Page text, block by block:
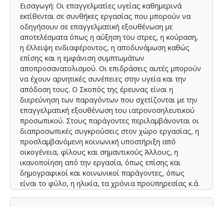
Εισαγωγή: Οι επαγγελματίες υγείας καθημερινά
εκτίθενται σε συνθήκες εργασίας που μπορούν να
οδηγήσουν σε επαγγελματική εξουθένωση με
αποτελέσματα όπως η αύξηση του στρες, η κούραση,
η έλλειψη ενδιαφέροντος, η αποδυνάμωση καθώς
επίσης και η εμφάνιση συμπτωμάτων
αποπροσανατολισμού. Οι επιδράσεις αυτές μπορούν
να έχουν αρνητικές συνέπειες στην υγεία και την
απόδοση τους. Ο Σκοπός της έρευνας είναι η
διερεύνηση των παραγόντων που σχετίζονται με την
επαγγελματική εξουθένωση του ιατρονοσηλευτικού
προσωπικού. Στους παράγοντες περιλαμβάνονται οι
διαπροσωπικές συγκρούσεις στον χώρο εργασίας, η
προσλαμβανόμενη κοινωνική υποστήριξη από
οικογένεια, φίλους και σημαντικούς Άλλους, η
ικανοποίηση από την εργασία, όπως επίσης και
δημογραφικοί και κοινωνικοί παράγοντες, όπως
είναι το φύλο, η ηλικία, τα χρόνια προϋπηρεσίας κ.ά.